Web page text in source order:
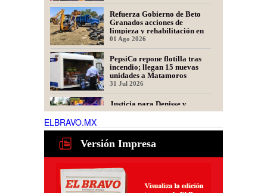
Refuerza Gobierno de Beto
Granados acciones de
limpieza y rehabilitación en
Los Presidentes
01 Ago 2026
PepsiCo repone flotilla tras
incendio; llegan 15 nuevas
unidades a Matamoros
31 Jul 2026
Justicia para Denisse y
Dinorah: Convocan a Marcha
Mellizas Asesinadas
31 Jul 2026
Tamaulipas alista nuevo plan
para recuperar exportaciones
31 Jul 2026
ELBRAVO.MX
Versión Impresa